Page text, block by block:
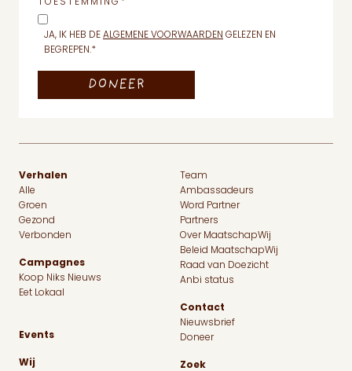
TOESTEMMING *
JA, IK HEB DE ALGEMENE VOORWAARDEN GELEZEN EN
BEGREPEN.*
Verhalen
Alle
Groen
Gezond
Verbonden
Campagnes
Koop Niks Nieuws
Eet Lokaal
Events
Wij
Team
Ambassadeurs
Word Partner
Partners
Over MaatschapWij
Beleid MaatschapWij
Raad van Doezicht
Anbi status
Contact
Nieuwsbrief
Doneer
Zoek